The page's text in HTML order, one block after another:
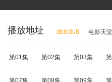
播放地址 dbm3u8 电影天
第01集 第02集 第03集
第07集 第08集 第09集